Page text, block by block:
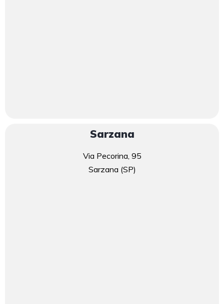
Sarzana
Via Pecorina, 95
Sarzana (SP)